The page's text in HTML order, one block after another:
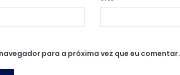
para a próxima vez que eu comentar.